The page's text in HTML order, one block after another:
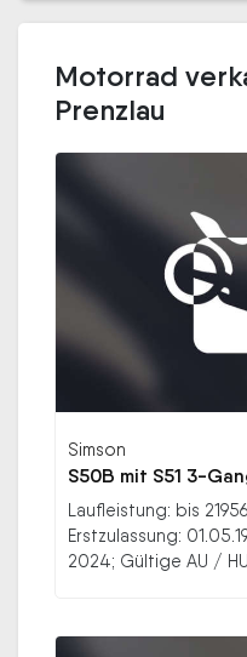
Motorrad
Prenzlau
Simson
S50B mit S51 3-
Laufleistung: bis
Erstzulassung:
2024; Gültige AU /